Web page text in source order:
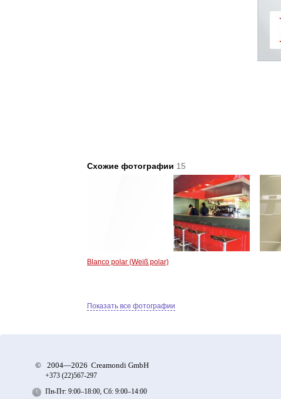
Схожие фотографии 15
Blanco polar (Weiß polar)
Показать все фотографии
© 2004—2026 Creamondi GmbH
+373 (22)567-297
Пн-Пт: 9:00–18:00, Сб: 9:00–14:00